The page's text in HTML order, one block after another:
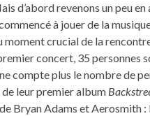
d’abord revenons un peu en
à jouer de la
moment crucial de la
concert, 35 personnes
compte plus le nombre de
leur premier album
Bryan Adams et Aerosmith